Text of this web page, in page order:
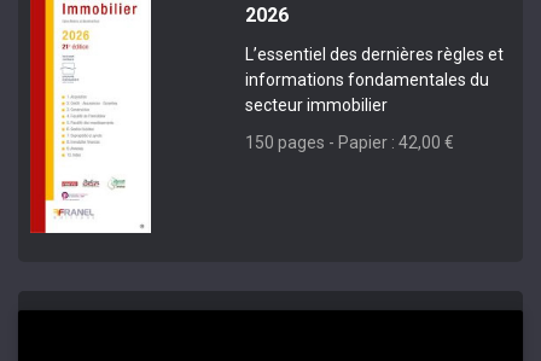
2026
L’essentiel des dernières règles et
informations fondamentales du
secteur immobilier
150 pages - Papier : 42,00 €